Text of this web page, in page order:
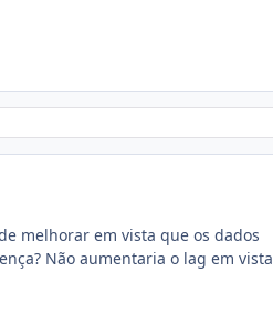
melhorar em vista que os dados
Não aumentaria o lag em vista